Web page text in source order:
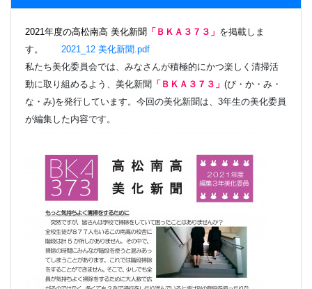
2021年度の高松南高 美化新聞 「 ＢＫＡ３７３ 」 を掲載しま
す。 2021_12 美化新聞.pdf
私たち美化委員会では、 みなさんが積極的にかつ楽しく清掃活
動に取り組めるよう、美化新聞 「 ＢＫＡ３７３ 」 (び・か・み・
な・み)を発行しています。 今回の美化新聞は、 3年生の美化委員
が編集した内容です。